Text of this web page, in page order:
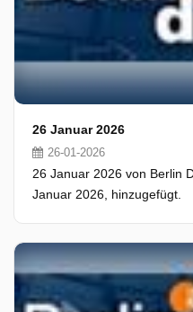
26 Januar 2026
26-01-2026
26 Januar 2026 von Berlin
Januar 2026, hinzugefügt.